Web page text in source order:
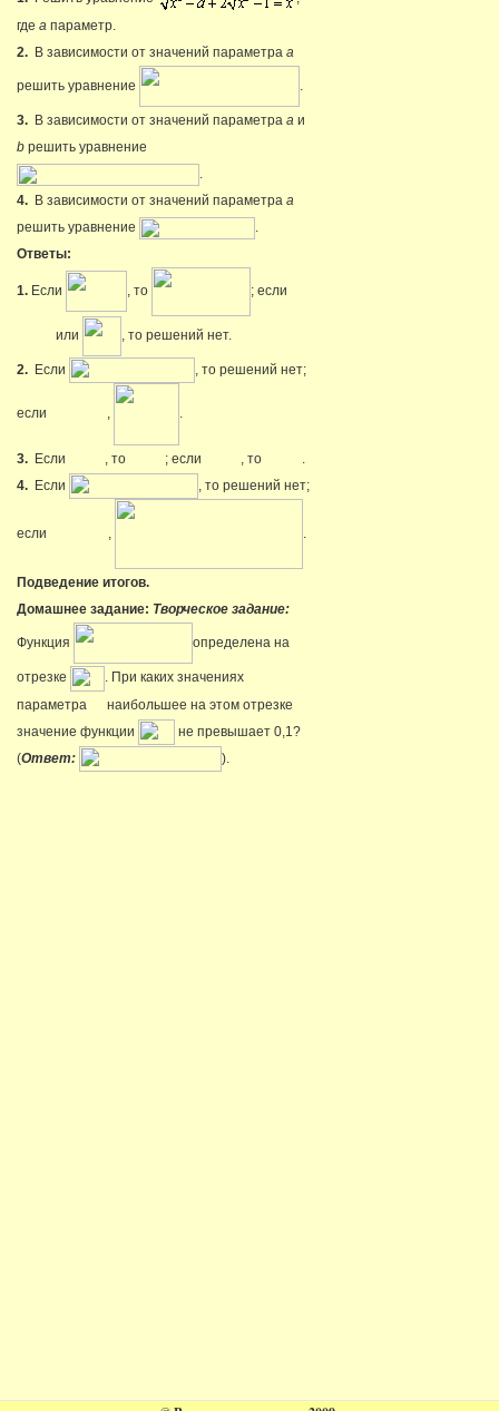
где a параметр.
2. В зависимости от значений параметра a
решить уравнение
3. В зависимости от значений параметра a и
b решить уравнение
4. В зависимости от значений параметра a
решить уравнение
Ответы:
1. Если , то ; если
или , то решений нет.
2. Если , то решений нет;
если , .
3. Если , то ; если , то
.
4. Если , то решений нет;
если , .
Подведение итогов.
Домашнее задание: Творческое задание:
Функция определена на
отрезке
. При каких значениях
параметра
наибольшее на этом отрезке
значение функции
не превышает 0,1?
(Ответ: ).